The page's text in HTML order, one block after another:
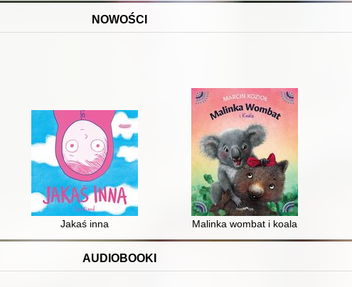
NOWOŚCI
Jakaś inna Malinka wombat i koala
AUDIOBOOKI